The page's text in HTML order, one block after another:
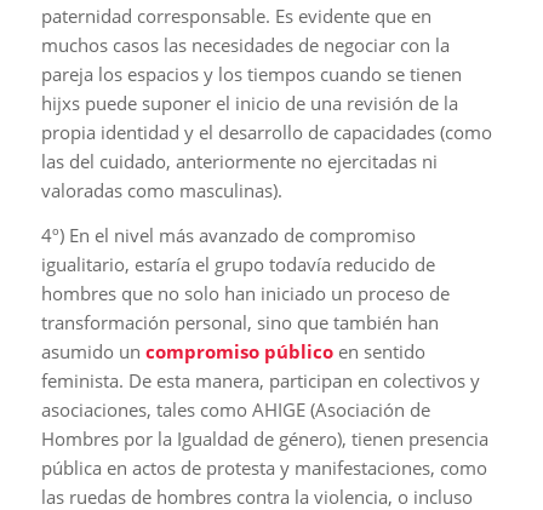
paternidad corresponsable. Es evidente que en
muchos casos las necesidades de negociar con la
pareja los espacios y los tiempos cuando se tienen
hijxs puede suponer el inicio de una revisión de la
propia identidad y el desarrollo de capacidades (como
las del cuidado, anteriormente no ejercitadas ni
valoradas como masculinas).
4º) En el nivel más avanzado de compromiso
igualitario, estaría el grupo todavía reducido de
hombres que no solo han iniciado un proceso de
transformación personal, sino que también han
asumido un compromiso públicoen sentido
feminista. De esta manera, participan en colectivos y
asociaciones, tales como AHIGE (Asociación de
Hombres por la Igualdad de género), tienen presencia
pública en actos de protesta y manifestaciones, como
las ruedas de hombres contra la violencia, o incluso